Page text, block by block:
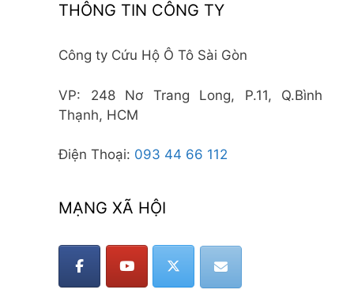
THÔNG TIN CÔNG TY
Công ty Cứu Hộ Ô Tô Sài Gòn
VP: 248 Nơ Trang Long, P.11, Q.Bình
Thạnh, HCM
Điện Thoại: 093 44 66 112
MẠNG XÃ HỘI